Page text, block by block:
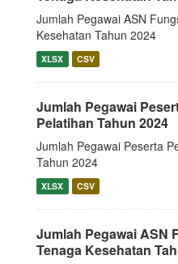
Jumlah Pegawai ASN
Kesehatan Tahun 2024
XLSX CSV
Jumlah Pegawai
Pelatihan Tahun 2024
Jumlah Pegawai Peserta
Tahun 2024
XLSX CSV
Jumlah Pegawai ASN
Tenaga Kesehatan